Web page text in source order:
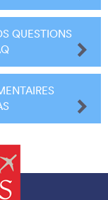
QUESTIONS